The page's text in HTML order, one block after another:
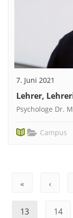
7. Juni 2021
Lehrer,
Psychologe Dr.
Campus
« ‹
13 14